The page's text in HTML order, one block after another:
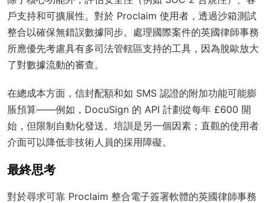
戶支持和可擴展性。對於 Proclaim 使用者，透過沙箱測試
整合以確保無錯誤數據同步。處理國際案件的英國律師事務
所應優先考慮具有多司法管轄區支持的工具，因為脫歐放大
了對數據流動的審查。
在總成本方面，信封配額和如 SMS 認證的附加功能可能膨
脹預算——例如，DocuSign 的 API 計劃從每年 £600 開
始，但限制自動化發送。培訓是另一個因素；直觀的使用者
介面可以降低非技術人員的採用障礙。
最終思考
對於尋求可靠 Proclaim 整合電子簽署軟體的英國律師事務